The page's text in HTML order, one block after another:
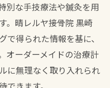
別な手技療法や鍼灸を用
。晴レルヤ接骨院 黒崎
で得られた情報を基に、
オーダーメイドの治療計
に無理なく取り入れられ